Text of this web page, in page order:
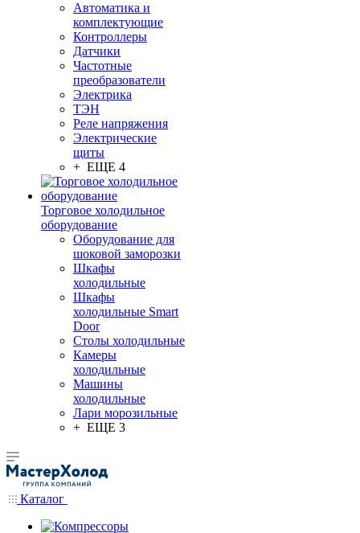
Автоматика и
комплектующие
Контроллеры
Датчики
Частотные
преобразователи
Электрика
ТЭН
Реле напряжения
Электрические
щиты
+ ЕЩЕ 4
Торговое холодильное
оборудование
Оборудование для
шоковой заморозки
Шкафы
холодильные
Шкафы
холодильные Smart
Door
Столы холодильные
Камеры
холодильные
Машины
холодильные
Лари морозильные
+ ЕЩЕ 3
Каталог